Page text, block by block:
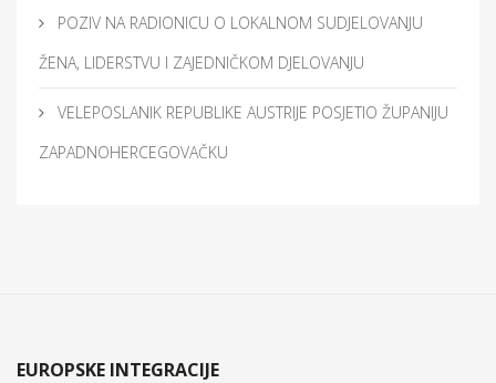
POZIV NA RADIONICU O LOKALNOM SUDJELOVANJU
ŽENA, LIDERSTVU I ZAJEDNIČKOM DJELOVANJU
VELEPOSLANIK REPUBLIKE AUSTRIJE POSJETIO ŽUPANIJU
ZAPADNOHERCEGOVAČKU
EUROPSKE INTEGRACIJE